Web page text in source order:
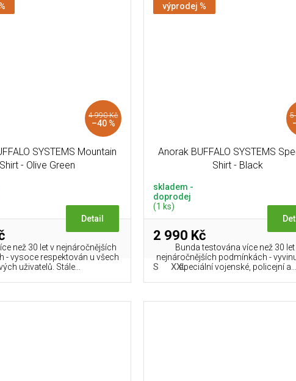
4 990 Kč
–40 %
SYSTEMS Mountain
Shirt - Olive Green
Detail
než 30 let v nejnáročnějších
- vysoce respektován u všech
uživatelů. Stále...
výprodej %
5
Anorak BUFFALO SYSTEMS
Shirt - Black
skladem -
doprodej
(1 ks)
2 990 Kč
Bunda testována více než 30 let
nejnáročnějších podmínkách -
speciální vojenské, policejní a...
S XXL